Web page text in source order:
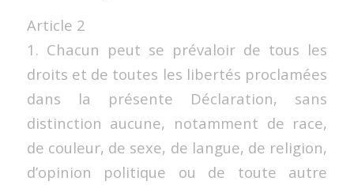
Article 2
1. Chacun peut se prévaloir de tous les
droits et de toutes les libertés proclamées
dans la présente Déclaration, sans
distinction aucune, notamment de race,
de couleur, de sexe, de langue, de religion,
d’opinion politique ou de toute autre